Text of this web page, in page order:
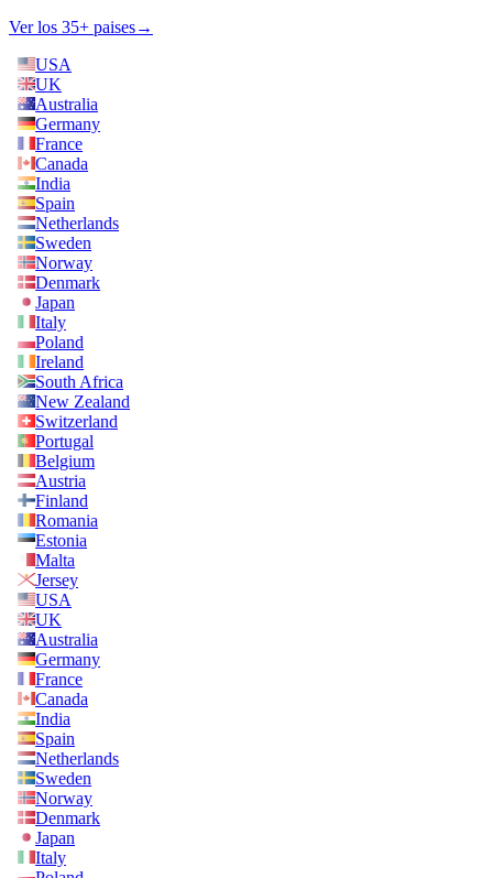
Ver los 35+ paises→
USA
UK
Australia
Germany
France
Canada
India
Spain
Netherlands
Sweden
Norway
Denmark
Japan
Italy
Poland
Ireland
South Africa
New Zealand
Switzerland
Portugal
Belgium
Austria
Finland
Romania
Estonia
Malta
Jersey
USA
UK
Australia
Germany
France
Canada
India
Spain
Netherlands
Sweden
Norway
Denmark
Japan
Italy